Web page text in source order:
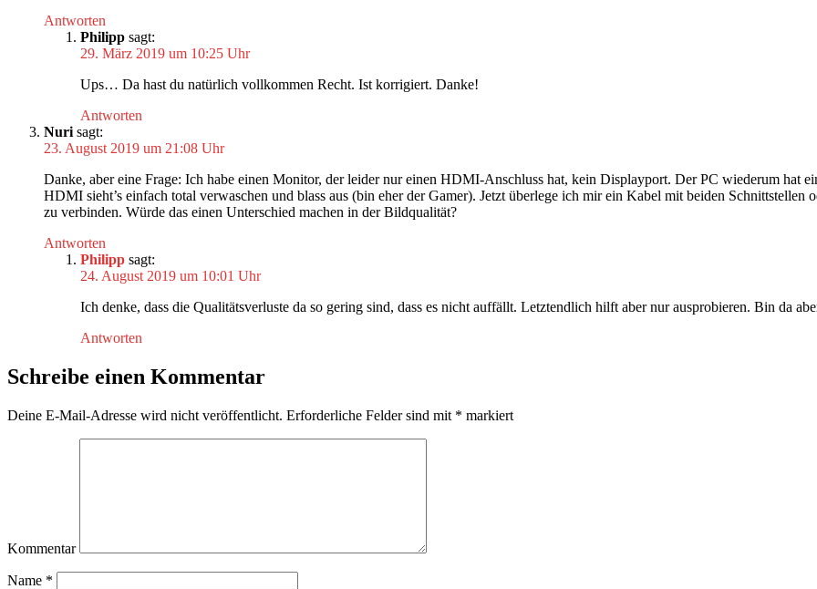
Antworten
Philipp sagt:
29. März 2019 um 10:25 Uhr
Ups… Da hast du natürlich vollkommen Recht. Ist korrigiert. Danke!
Antworten
Nuri sagt:
23. August 2019 um 21:08 Uhr
Danke, aber eine Frage: Ich habe einen Monitor, der leider nur einen HDMI-Anschluss hat, kein Displayport. Der PC wiederum hat
HDMI sieht’s einfach total verwaschen und blass aus (bin eher der Gamer). Jetzt überlege ich mir ein Kabel mit beiden
zu verbinden. Würde das einen Unterschied machen in der Bildqualität?
Antworten
Philipp sagt:
24. August 2019 um 10:01 Uhr
Ich denke, dass die Qualitätsverluste da so gering sind, dass es nicht auffällt. Letztendlich hilft aber nur ausprobieren. Bin da
Antworten
Schreibe einen Kommentar
Deine E-Mail-Adresse wird nicht veröffentlicht. Erforderliche Felder sind mit * markiert
Kommentar
Name *